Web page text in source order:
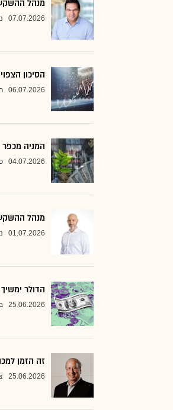
מנהל
07.07.2026
הסיכון
06.07.2026
המניה
04.07.2026
מנהל ההשקעות שמסמן 2 סקטורים
01.07.2026
הדולר
25.06.2026
זה הזמן
25.06.2026